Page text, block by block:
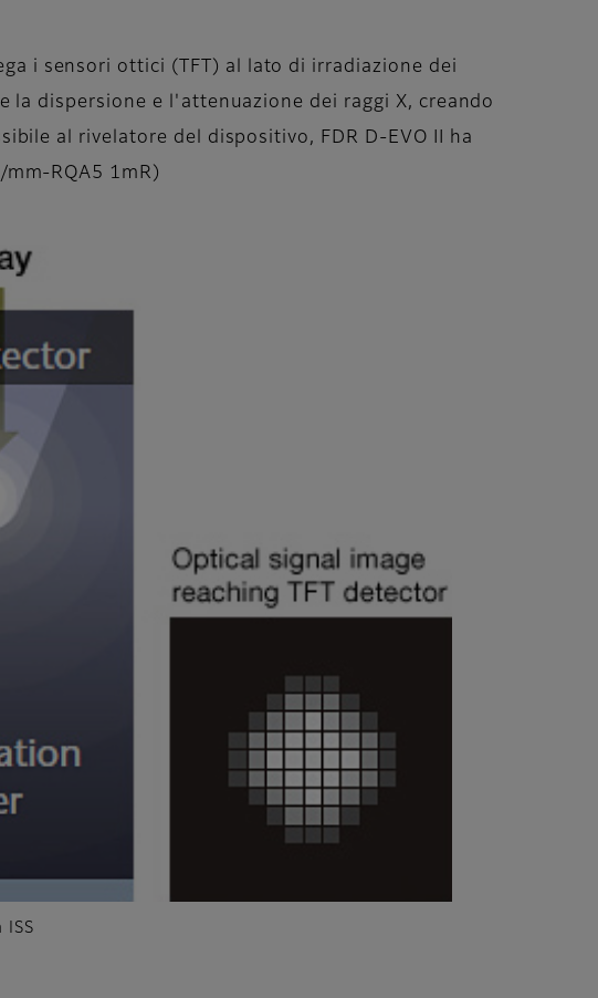
i sensori ottici (TFT) al lato di irradiazione dei
dispersione e l'attenuazione dei raggi X, creando
al rivelatore del dispositivo, FDR D-EVO II ha
RQA5 1mR)
ISS